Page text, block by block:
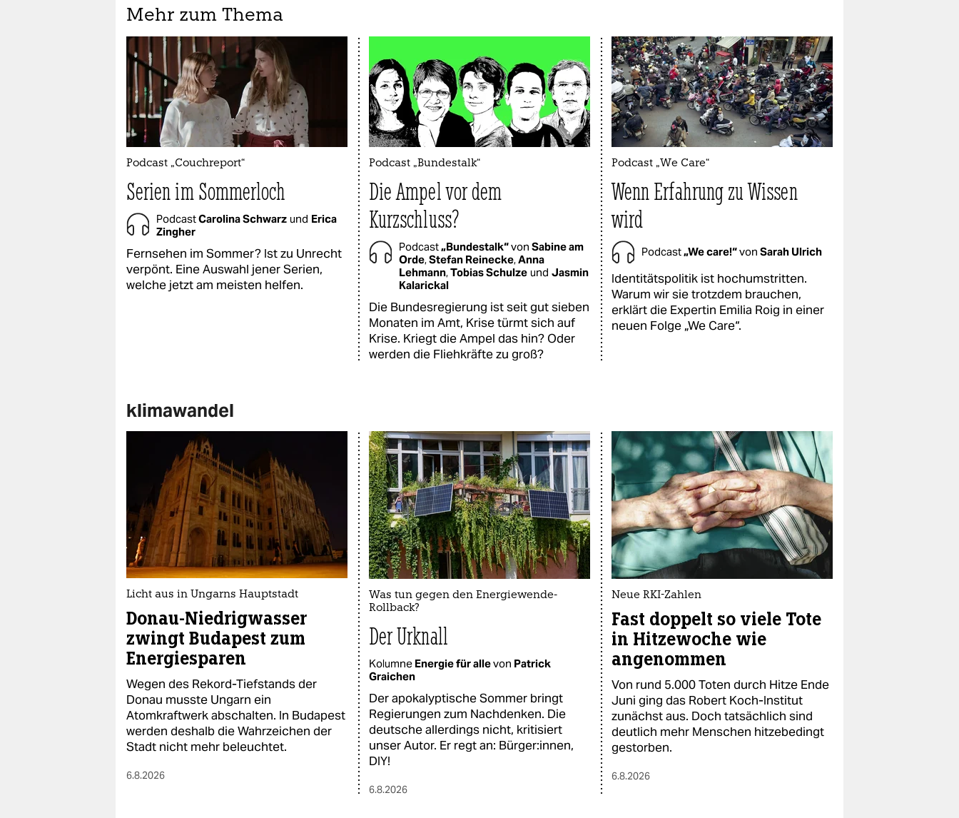
Mehr zum Thema
Podcast „Couchreport“
Serien im Sommerloch
PodcastCarolina Schwarz und Erica
Zingher
Fernsehen im Sommer? Ist zu Unrecht
verpönt. Eine Auswahl jener Serien,
welche jetzt am meisten helfen.
Podcast „Bundestalk“
Die Ampel vor dem
Kurzschluss?
Podcast„Bundestalk“von Sabine am
Orde,Stefan Reinecke,Anna
Lehmann,Tobias Schulze und Jasmin
Kalarickal
Die Bundesregierung ist seit gut sieben
Monaten im Amt, Krise türmt sich auf
Krise. Kriegt die Ampel das hin? Oder
werden die Fliehkräfte zu groß?
Podcast „We Care“
Wenn Erfahrung zu Wissen
wird
Podcast„We care!“von Sarah Ulrich
Identitätspolitik ist hochumstritten.
Warum wir sie trotzdem brauchen,
erklärt die Expertin Emilia Roig in einer
neuen Folge „We Care“.
klimawandel
Licht aus in Ungarns Hauptstadt
Donau-Niedrigwasser
zwingt Budapest zum
Energiesparen
Wegen des Rekord-Tiefstands der
Donau musste Ungarn ein
Atomkraftwerk abschalten. In Budapest
werden deshalb die Wahrzeichen der
Stadt nicht mehr beleuchtet.
6.8.2026
Was tun gegen den Energiewende-
Rollback?
Der Urknall
Kolumne Energie für allevon Patrick
Graichen
Der apokalyptische Sommer bringt
Regierungen zum Nachdenken. Die
deutsche allerdings nicht, kritisiert
unser Autor. Er regt an: Bürger:innen,
DIY!
6.8.2026
Neue RKI-Zahlen
Fast doppelt so viele Tote
in Hitzewoche wie
angenommen
Von rund 5.000 Toten durch Hitze Ende
Juni ging das Robert Koch-Institut
zunächst aus. Doch tatsächlich sind
deutlich mehr Menschen hitzebedingt
gestorben.
6.8.2026